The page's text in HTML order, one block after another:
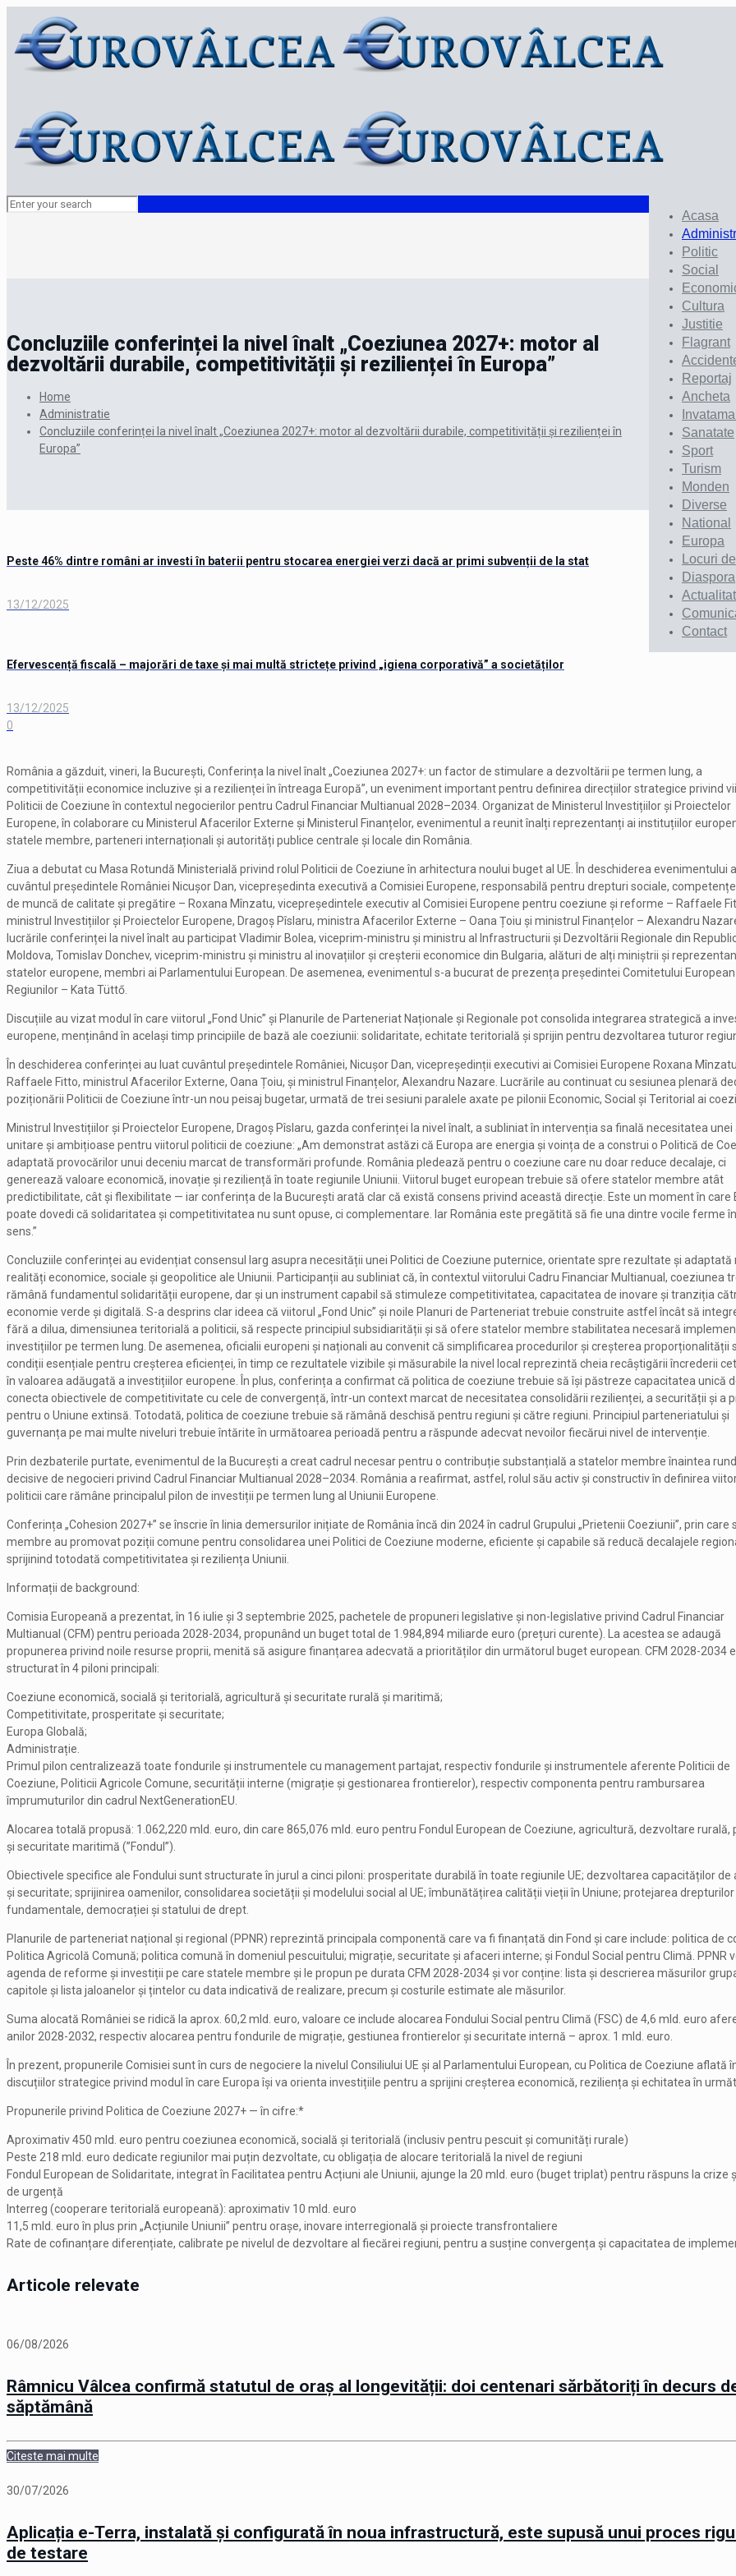
Acasa
Politic
Social
Cultura
Justitie
Flagrant
Reportaj
Ancheta
Sanatate
Sport
Turism
Monden
Diverse
National
Europa
Locuri
Diaspora
Contact
Concluziile conferinței la nivel înalt „Coeziunea 2027+: motor al
dezvoltării durabile, competitivității și rezilienței în Europa”
Home
Administratie
Concluziile conferinței la nivel înalt „Coeziunea 2027+: motor al dezvoltării durabile, competitivității și rezilienței în
Europa”
Peste 46% dintre români ar investi în baterii pentru stocarea energiei verzi dacă ar primi subvenții de la stat
13/12/2025
Efervescență fiscală – majorări de taxe și mai multă strictețe privind „igiena corporativă” a societăților
13/12/2025
0
România a găzduit, vineri, la București, Conferința la nivel înalt „Coeziunea 2027+: un factor de stimulare a dezvoltării pe termen lung, a
competitivității economice incluzive și a rezilienței în întreaga Europă”, un eveniment important pentru definirea direcțiilor strategice privind
Politicii de Coeziune în contextul negocierilor pentru Cadrul Financiar Multianual 2028–2034. Organizat de Ministerul Investițiilor și Proiectelor
Europene, în colaborare cu Ministerul Afacerilor Externe și Ministerul Finanțelor, evenimentul a reunit înalți reprezentanți ai instituțiilor
statele membre, parteneri internaționali și autorități publice centrale și locale din România.
Ziua a debutat cu Masa Rotundă Ministerială privind rolul Politicii de Coeziune în arhitectura noului buget al UE. În deschiderea evenimentului
cuvântul președintele României Nicușor Dan, vicepreședinta executivă a Comisiei Europene, responsabilă pentru drepturi sociale,
de muncă de calitate și pregătire – Roxana Mînzatu, vicepreședintele executiv al Comisiei Europene pentru coeziune și reforme – Raffaele
ministrul Investițiilor și Proiectelor Europene, Dragoș Pîslaru, ministra Afacerilor Externe – Oana Țoiu și ministrul Finanțelor – Alexandru
lucrările conferinței la nivel înalt au participat Vladimir Bolea, viceprim-ministru și ministru al Infrastructurii și Dezvoltării Regionale din
Moldova, Tomislav Donchev, viceprim-ministru și ministru al inovațiilor și creșterii economice din Bulgaria, alături de alți miniștrii și
statelor europene, membri ai Parlamentului European. De asemenea, evenimentul s-a bucurat de prezența președintei Comitetului European
Regiunilor – Kata Tüttő.
Discuțiile au vizat modul în care viitorul „Fond Unic” și Planurile de Parteneriat Naționale și Regionale pot consolida integrarea strategică a
europene, menținând în același timp principiile de bază ale coeziunii: solidaritate, echitate teritorială și sprijin pentru dezvoltarea tuturor
În deschiderea conferinței au luat cuvântul președintele României, Nicușor Dan, vicepreședinții executivi ai Comisiei Europene Roxana
Raffaele Fitto, ministrul Afacerilor Externe, Oana Țoiu, și ministrul Finanțelor, Alexandru Nazare. Lucrările au continuat cu sesiunea plenară
poziționării Politicii de Coeziune într-un nou peisaj bugetar, urmată de trei sesiuni paralele axate pe pilonii Economic, Social și Teritorial ai
Ministrul Investițiilor și Proiectelor Europene, Dragoș Pîslaru, gazda conferinței la nivel înalt, a subliniat în intervenția sa finală necesitatea unei
unitare și ambițioase pentru viitorul politicii de coeziune: „Am demonstrat astăzi că Europa are energia și voința de a construi o Politică de
adaptată provocărilor unui deceniu marcat de transformări profunde. România pledează pentru o coeziune care nu doar reduce decalaje, ci
generează valoare economică, inovație și reziliență în toate regiunile Uniunii. Viitorul buget european trebuie să ofere statelor membre atât
predictibilitate, cât și flexibilitate — iar conferința de la București arată clar că există consens privind această direcție. Este un moment în care
poate dovedi că solidaritatea și competitivitatea nu sunt opuse, ci complementare. Iar România este pregătită să fie una dintre vocile ferme
sens.”
Concluziile conferinței au evidențiat consensul larg asupra necesității unei Politici de Coeziune puternice, orientate spre rezultate și adaptată
realități economice, sociale și geopolitice ale Uniunii. Participanții au subliniat că, în contextul viitorului Cadru Financiar Multianual, coeziunea
rămână fundamentul solidarității europene, dar și un instrument capabil să stimuleze competitivitatea, capacitatea de inovare și tranziția
economie verde și digitală. S-a desprins clar ideea că viitorul „Fond Unic” și noile Planuri de Parteneriat trebuie construite astfel încât să
fără a dilua, dimensiunea teritorială a politicii, să respecte principiul subsidiarității și să ofere statelor membre stabilitatea necesară
investițiilor pe termen lung. De asemenea, oficialii europeni și naționali au convenit că simplificarea procedurilor și creșterea proporționalității
condiții esențiale pentru creșterea eficienței, în timp ce rezultatele vizibile și măsurabile la nivel local reprezintă cheia recâștigării încrederii
în valoarea adăugată a investițiilor europene. În plus, conferința a confirmat că politica de coeziune trebuie să își păstreze capacitatea unică
conecta obiectivele de competitivitate cu cele de convergență, într-un context marcat de necesitatea consolidării rezilienței, a securității și a
pentru o Uniune extinsă. Totodată, politica de coeziune trebuie să rămână deschisă pentru regiuni și către regiuni. Principiul parteneriatului și
guvernanța pe mai multe niveluri trebuie întărite în următoarea perioadă pentru a răspunde adecvat nevoilor fiecărui nivel de intervenție.
Prin dezbaterile purtate, evenimentul de la București a creat cadrul necesar pentru o contribuție substanțială a statelor membre înaintea
decisive de negocieri privind Cadrul Financiar Multianual 2028–2034. România a reafirmat, astfel, rolul său activ și constructiv în definirea
politicii care rămâne principalul pilon de investiții pe termen lung al Uniunii Europene.
Conferința „Cohesion 2027+” se înscrie în linia demersurilor inițiate de România încă din 2024 în cadrul Grupului „Prietenii Coeziunii”, prin care
membre au promovat poziții comune pentru consolidarea unei Politici de Coeziune moderne, eficiente și capabile să reducă decalajele
sprijinind totodată competitivitatea și reziliența Uniunii.
Informații de background:
Comisia Europeană a prezentat, în 16 iulie și 3 septembrie 2025, pachetele de propuneri legislative și non-legislative privind Cadrul Financiar
Multianual (CFM) pentru perioada 2028-2034, propunând un buget total de 1.984,894 miliarde euro (prețuri curente). La acestea se adaugă
propunerea privind noile resurse proprii, menită să asigure finanțarea adecvată a priorităților din următorul buget european. CFM 2028-2034
structurat în 4 piloni principali:
Coeziune economică, socială și teritorială, agricultură și securitate rurală și maritimă;
Competitivitate, prosperitate și securitate;
Europa Globală;
Administrație.
Primul pilon centralizează toate fondurile și instrumentele cu management partajat, respectiv fondurile și instrumentele aferente Politicii de
Coeziune, Politicii Agricole Comune, securității interne (migrație și gestionarea frontierelor), respectiv componenta pentru rambursarea
împrumuturilor din cadrul NextGenerationEU.
Alocarea totală propusă: 1.062,220 mld. euro, din care 865,076 mld. euro pentru Fondul European de Coeziune, agricultură, dezvoltare rurală,
și securitate maritimă (”Fondul”).
Obiectivele specifice ale Fondului sunt structurate în jurul a cinci piloni: prosperitate durabilă în toate regiunile UE; dezvoltarea capacităților de
și securitate; sprijinirea oamenilor, consolidarea societății și modelului social al UE; îmbunătățirea calității vieții în Uniune; protejarea drepturilor
fundamentale, democrației și statului de drept.
Planurile de parteneriat național și regional (PPNR) reprezintă principala componentă care va fi finanțată din Fond și care include: politica de
Politica Agricolă Comună; politica comună în domeniul pescuitului; migrație, securitate și afaceri interne; și Fondul Social pentru Climă. PPNR
agenda de reforme și investiții pe care statele membre și le propun pe durata CFM 2028-2034 și vor conține: lista și descrierea măsurilor
capitole și lista jaloanelor și țintelor cu data indicativă de realizare, precum și costurile estimate ale măsurilor.
Suma alocată României se ridică la aprox. 60,2 mld. euro, valoare ce include alocarea Fondului Social pentru Climă (FSC) de 4,6 mld. euro
anilor 2028-2032, respectiv alocarea pentru fondurile de migrație, gestiunea frontierelor și securitate internă – aprox. 1 mld. euro.
În prezent, propunerile Comisiei sunt în curs de negociere la nivelul Consiliului UE și al Parlamentului European, cu Politica de Coeziune aflată
discuțiilor strategice privind modul în care Europa își va orienta investițiile pentru a sprijini creșterea economică, reziliența și echitatea în
Propunerile privind Politica de Coeziune 2027+ — în cifre:*
Aproximativ 450 mld. euro pentru coeziunea economică, socială și teritorială (inclusiv pentru pescuit și comunități rurale)
Peste 218 mld. euro dedicate regiunilor mai puțin dezvoltate, cu obligația de alocare teritorială la nivel de regiuni
Fondul European de Solidaritate, integrat în Facilitatea pentru Acțiuni ale Uniunii, ajunge la 20 mld. euro (buget triplat) pentru răspuns la crize
de urgență
Interreg (cooperare teritorială europeană): aproximativ 10 mld. euro
11,5 mld. euro în plus prin „Acțiunile Uniunii” pentru orașe, inovare interregională și proiecte transfrontaliere
Rate de cofinanțare diferențiate, calibrate pe nivelul de dezvoltare al fiecărei regiuni, pentru a susține convergența și capacitatea de
Articole relevate
06/08/2026
Râmnicu Vâlcea confirmă statutul de oraș al longevității: doi centenari sărbătoriți în decurs
săptămână
Citeste mai multe
30/07/2026
Aplicația e-Terra, instalată și configurată în noua infrastructură, este supusă unui proces
de testare